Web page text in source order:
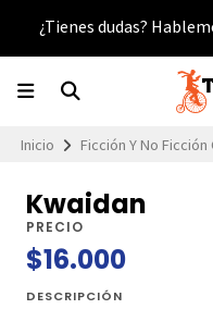
¿Tienes dudas?
Inicio Ficción Y No
Kwaidan
PRECIO
$16.000
DESCRIPCIÓN